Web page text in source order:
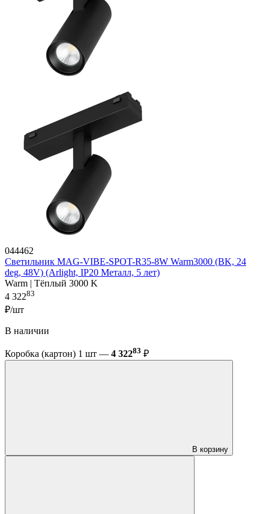
044462
Светильник MAG-VIBE-SPOT-R35-8W Warm3000 (BK, 24
deg, 48V) (Arlight, IP20 Металл, 5 лет)
Warm | Тёплый 3000 K
4 32283
₽/шт
В наличии
Коробка (картон) 1 шт — 4 32283 ₽
В корзину